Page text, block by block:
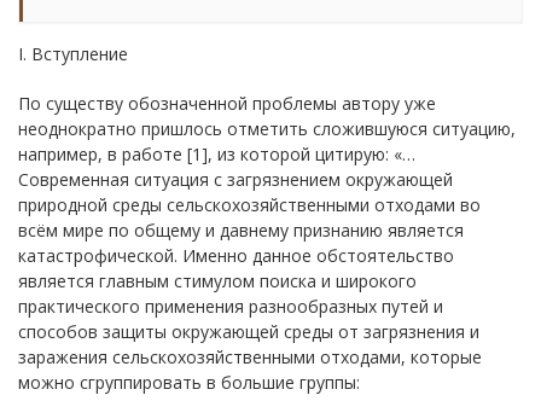
I. Вступление
По существу обозначенной проблемы автору уже
неоднократно пришлось отметить сложившуюся ситуацию,
например, в работе [1], из которой цитирую: «…
Современная ситуация с загрязнением окружающей
природной среды сельскохозяйственными отходами во
всём мире по общему и давнему признанию является
катастрофической. Именно данное обстоятельство
является главным стимулом поиска и широкого
практического применения разнообразных путей и
способов защиты окружающей среды от загрязнения и
заражения сельскохозяйственными отходами, которые
можно сгруппировать в большие группы: